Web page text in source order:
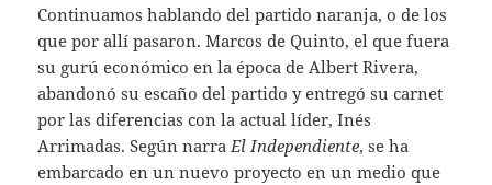
Continuamos hablando del partido naranja, o de los
que por allí pasaron. Marcos de Quinto, el que fuera
su gurú económico en la época de Albert Rivera,
abandonó su escaño del partido y entregó su carnet
por las diferencias con la actual líder, Inés
Arrimadas. Según narra El Independiente, se ha
embarcado en un nuevo proyecto en un medio que